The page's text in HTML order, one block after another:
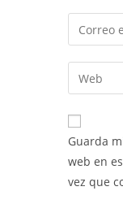
nombre
de
usuario
para
comentar
Introduce
tu
dirección
de
electrónico
para
comentar
Introduce
la
URL
de
(opcional)
Guarda
web en
vez que